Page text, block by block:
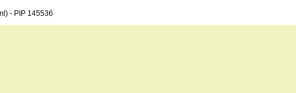
- PIP 145536